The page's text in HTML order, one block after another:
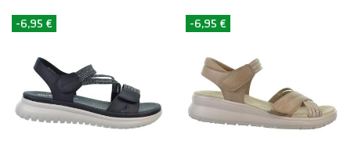
-6,95 € -6,95 €